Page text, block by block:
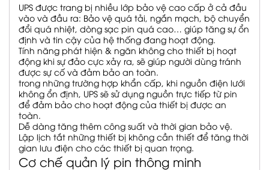
UPS được trang bị nhiều lớp bảo vệ cao cấp ở cả đầu
vào và đầu ra: Bảo vệ quá tải, ngắn mạch, bộ chuyển
đổi quá nhiệt, dòng sạc pin quá cao… giúp tăng sự ổn
định và tin cậy của hệ thống đang hoạt động.
Tính năng phát hiện & ngăn không cho thiết bị hoạt
động khi sự đảo cực xảy ra, sẽ giúp người dùng tránh
được sự cố và đảm bảo an toàn.
trong những trường hợp khẩn cấp, khi nguồn điện lưới
không ổn định, UPS sẽ sử dụng nguồn trực tiếp từ pin
để đảm bảo cho hoạt động của thiết bị được an
toàn.
Dễ dàng tăng thêm công suất và thời gian bảo vệ.
Lập lịch tắt những thiết bị không cần thiết để tăng thời
gian lưu điện cho các thiết bị quan trọng.
Cơ chế quản lý pin thông minh